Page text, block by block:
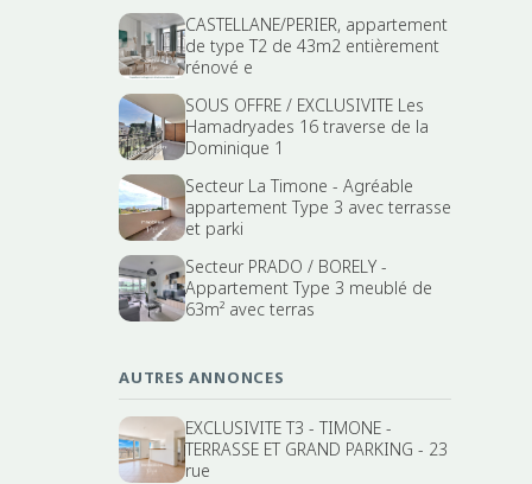
CASTELLANE/PERIER, appartement
de type T2 de 43m2 entièrement
rénové e
SOUS OFFRE / EXCLUSIVITE Les
Hamadryades 16 traverse de la
Dominique 1
Secteur La Timone - Agréable
appartement Type 3 avec terrasse
et parki
Secteur PRADO / BORELY -
Appartement Type 3 meublé de
63m² avec terras
AUTRES ANNONCES
EXCLUSIVITE T3 - TIMONE -
TERRASSE ET GRAND PARKING - 23
rue